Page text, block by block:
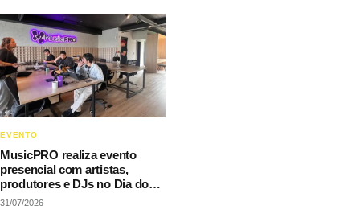
EVENTO
MusicPRO realiza evento
presencial com artistas,
produtores e DJs no Dia do
Rap
31/07/2026